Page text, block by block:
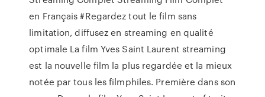
en Français #Regardez tout le film sans
limitation, diffusez en streaming en qualité
optimale La film Yves Saint Laurent streaming
est la nouvelle film la plus regardée et la mieux
notée par tous les filmphiles. Première dans son